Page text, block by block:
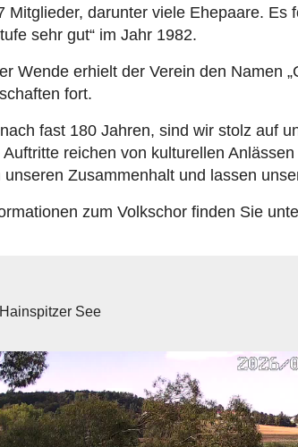
Mitglieder, darunter viele Ehepaare.
sehr gut“ im Jahr 1982.
Wende erhielt der Verein den Namen
fort.
fast 180 Jahren, sind wir stolz auf
Auftritte reichen von kulturellen
unseren Zusammenhalt und lassen
zum Volkschor finden Sie
See